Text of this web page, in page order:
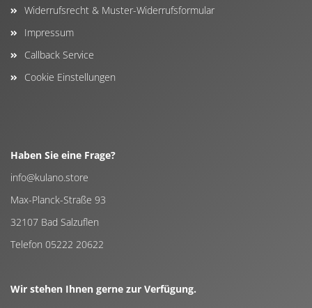
Widerrufsrecht & Muster-Widerrufsformular
Impressum
Callback Service
Cookie Einstellungen
Haben Sie eine Frage?
info@kulano.store
Max-Planck-Straße 93
32107 Bad Salzuflen
Telefon 05222 20622
Wir stehen Ihnen gerne zur Verfügung.